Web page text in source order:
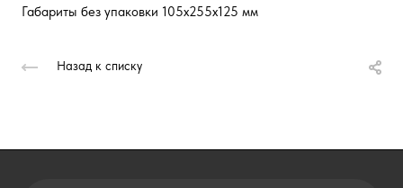
Габариты без упаковки 105х255х125 мм
Назад к списку